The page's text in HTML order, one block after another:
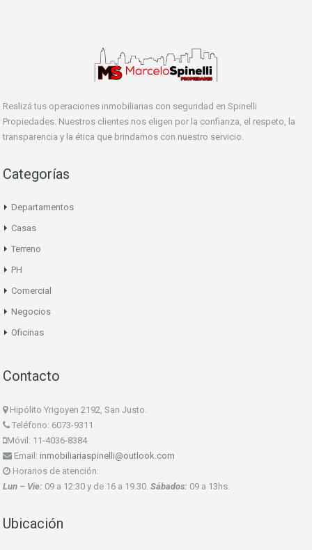
Realizá tus operaciones inmobiliarias con seguridad en Spinelli
Propiedades. Nuestros clientes nos eligen por la confianza, el respeto, la
transparencia y la ética que brindamos con nuestro servicio.
Categorías
Departamentos
Casas
Terreno
PH
Comercial
Negocios
Oficinas
Contacto
Hipólito Yrigoyen 2192, San Justo.
Teléfono: 6073-9311
Móvil: 11-4036-8384
Email: inmobiliariaspinelli@outlook.com
Horarios de atención:
Lun – Vie: 09 a 12:30 y de 16 a 19.30. Sábados: 09 a 13hs.
Ubicación